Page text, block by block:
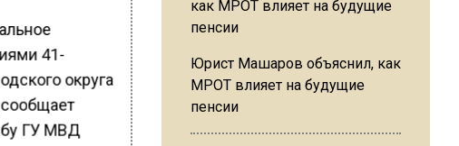
41-
округа
ГУ МВД
Юрист Машаров объяснил, как
МРОТ влияет на будущие
пенсии